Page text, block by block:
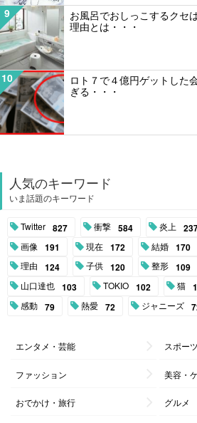
9
お風呂でおしっこするクセ
理由とは・・・
10
ロト７で４億円ゲットした
ぎる・・・
人気のキーワード
いま話題のキーワード
Twitter 827 衝撃 584 炎上
画像 191 現在 172 結婚 170
理由 124 子供 120 整形 109
山口達也 103 TOKIO 102 猫
感動 79 熱愛 72 ジャニーズ
エンタメ・芸能 スポーツ
ファッション 美容・
おでかけ・旅行 グルメ